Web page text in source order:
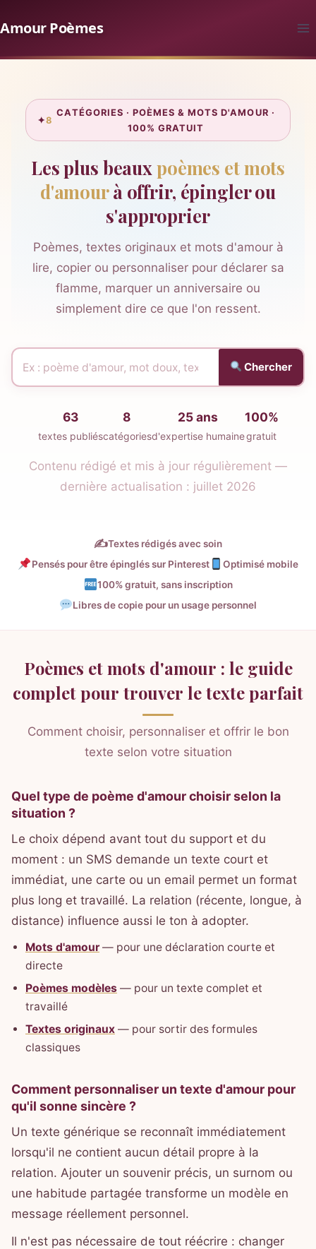
au
Amour Poèmes
✦8
CATÉGORIES · POÈMES & MOTS D'AMOUR ·
100% GRATUIT
Les plus beaux poèmes et mots
d'amourà offrir, épingler ou
s'approprier
Poèmes, textes originaux et mots d'amour à
lire, copier ou personnaliser pour déclarer sa
flamme, marquer un anniversaire ou
simplement dire ce que l'on ressent.
Rechercher
un
texte
Chercher
63
textes publiés
8
catégories
25 ans
d'expertise humaine
100%
gratuit
Contenu rédigé et mis à jour régulièrement —
dernière actualisation : juillet 2026
✍️Textes rédigés avec soin
Pensés pour être épinglés sur Pinterest
Optimisé mobile
100% gratuit, sans inscription
Libres de copie pour un usage personnel
Poèmes et mots d'amour : le guide
complet pour trouver le texte parfait
Comment choisir, personnaliser et offrir le bon
texte selon votre situation
Quel type de poème d'amour choisir selon la
situation ?
Le choix dépend avant tout du support et du
moment : un SMS demande un texte court et
immédiat, une carte ou un email permet un format
plus long et travaillé. La relation (récente, longue, à
distance) influence aussi le ton à adopter.
Mots d'amour— pour une déclaration courte et
directe
Poèmes modèles — pour un texte complet et
travaillé
Textes originaux — pour sortir des formules
classiques
Comment personnaliser un texte d'amour pour
qu'il sonne sincère ?
Un texte générique se reconnaît immédiatement
lorsqu'il ne contient aucun détail propre à la
relation. Ajouter un souvenir précis, un surnom ou
une habitude partagée transforme un modèle en
message réellement personnel.
Il n'est pas nécessaire de tout réécrire : changer